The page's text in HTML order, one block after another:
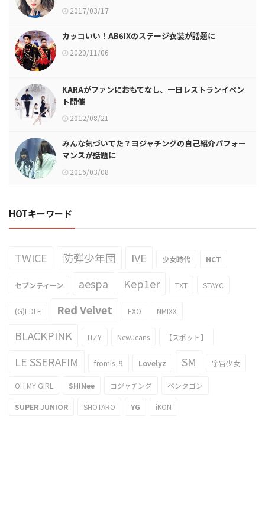
2017/03/17
カッコいい！AB6IXのステージ衣装が話題に
2020/11/06
KARAがファンにおもてなし、一日レストランイベン
ト開催
2012/08/21
みんな気づいてた？ヨジャチングの自己紹介パフォー
マンスが話題に
2016/03/08
HOTキーワード
TWICE 防弾少年団 IVE 少女時代 NCT
セブンティーン aespa Kep1er TXT STAYC
(G)I-DLE Red Velvet EXO NMIXX
BLACKPINK ITZY NewJeans 【スポット】
LE SSERAFIM fromis_9 Lovelyz SM 宇宙少女
OH MY GIRL SHINee ヨジャチング ペンタゴン
SUPER JUNIOR SHOTARO YG iKON